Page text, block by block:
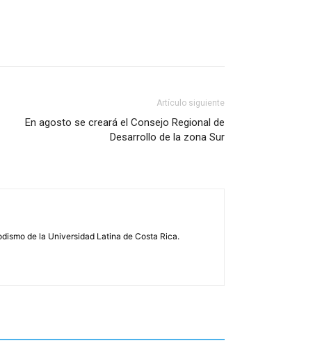
Artículo siguiente
En agosto se creará el Consejo Regional de
Desarrollo de la zona Sur
de la Universidad Latina de Costa Rica.